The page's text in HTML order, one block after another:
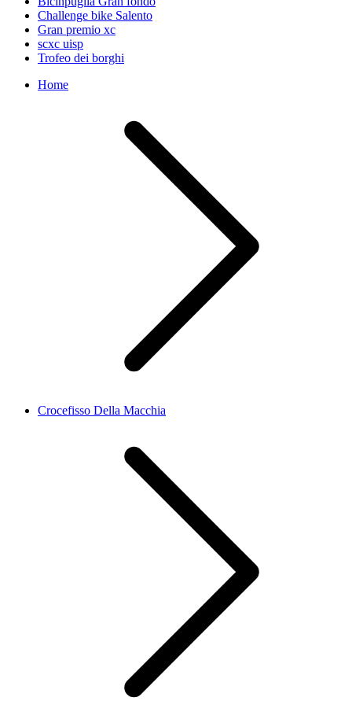
Challenge bike Salento
Gran premio xc
scxc uisp
Trofeo dei borghi
Home
Crocefisso Della Macchia